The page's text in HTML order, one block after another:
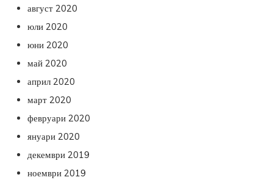
август 2020
юли 2020
юни 2020
май 2020
април 2020
март 2020
февруари 2020
януари 2020
декември 2019
ноември 2019